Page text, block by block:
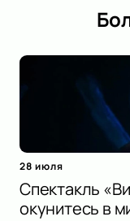
28 июля
Спектакль
окунитесь в